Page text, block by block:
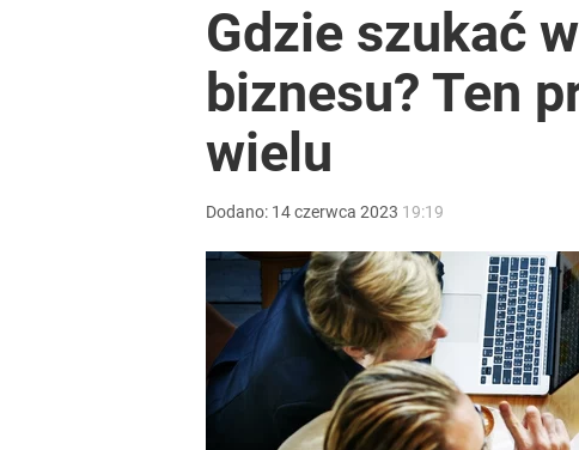
Gdzie szukać
biznesu? Ten
wielu
Dodano: 14czerwca 2023 19:19